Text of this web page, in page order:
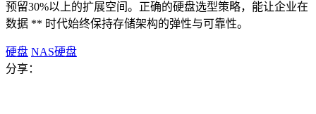
预留30%以上的扩展空间。正确的硬盘选型策略，能让企业在
数据 ** 时代始终保持存储架构的弹性与可靠性。
硬盘 NAS硬盘
分享：